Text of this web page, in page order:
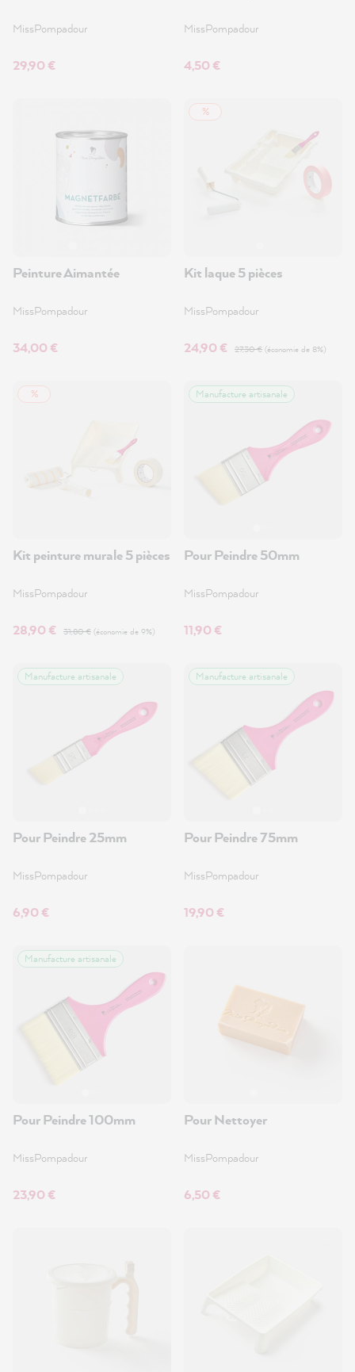
MissPompadour
29,90 €
MissPompadour
4,50 €
Peinture Aimantée
MissPompadour
34,00 €
%
Kit laque 5 pièces
MissPompadour
24,90 € 27,30 € (économie de 8%)
%
Kit peinture murale 5 pièces
MissPompadour
28,90 € 31,80 € (économie de 9%)
Manufacture artisanale
Pour Peindre 50mm
MissPompadour
11,90 €
Manufacture artisanale
Pour Peindre 25mm
MissPompadour
6,90 €
Manufacture artisanale
Pour Peindre 75mm
MissPompadour
19,90 €
Manufacture artisanale
Pour Peindre 100mm
MissPompadour
23,90 €
Pour Nettoyer
MissPompadour
6,50 €